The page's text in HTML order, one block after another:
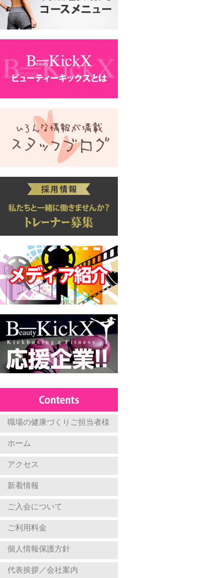
職場の健康づくりご担当者様
ホーム
アクセス
新着情報
ご入会について
ご利用料金
個人情報保護方針
代表挨拶／会社案内